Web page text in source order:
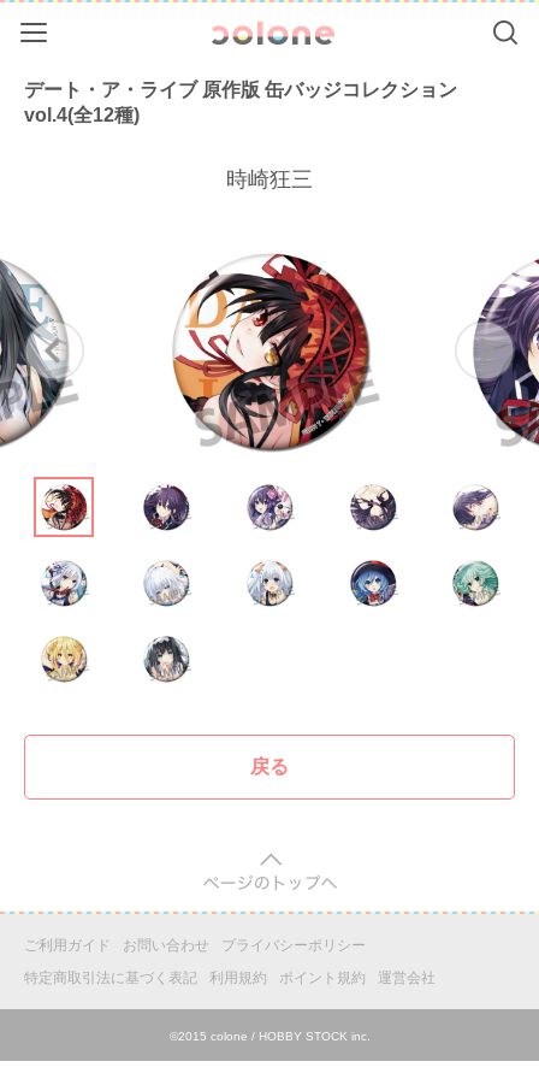
colone（
デート・ア・ライブ 原作版 缶バッジコレクション
vol.4(全12種)
時崎狂三
戻る
ご利用ガイド お問い合わせ
プライバシーポリシー
特定商取引法に基づく表記
利用規約 ポイント規約 運営会社
©2015 colone / HOBBY STOCK inc.